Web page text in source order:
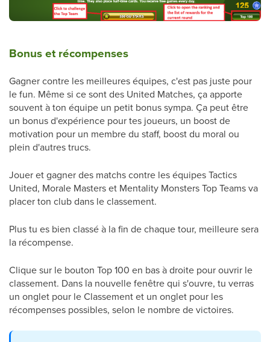
Bonus et récompenses
Gagner contre les meilleures équipes, c'est pas juste pour
le fun. Même si ce sont des United Matches, ça apporte
souvent à ton équipe un petit bonus sympa. Ça peut être
un bonus d'expérience pour tes joueurs, un boost de
motivation pour un membre du staff, boost du moral ou
plein d'autres trucs.
Jouer et gagner des matchs contre les équipes Tactics
United, Morale Masters et Mentality Monsters Top Teams va
placer ton club dans le classement.
Plus tu es bien classé à la fin de chaque tour, meilleure sera
la récompense.
Clique sur le bouton Top 100 en bas à droite pour ouvrir le
classement. Dans la nouvelle fenêtre qui s'ouvre, tu verras
un onglet pour le Classement et un onglet pour les
récompenses possibles, selon le nombre de victoires.